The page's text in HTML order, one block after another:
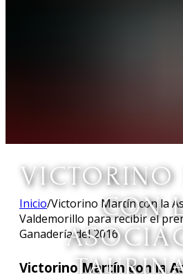
VICTORINO
CON
Inicio/Victorino Martín con la
Valdemorillo para recibir el
Ganadería del 2016.
Victorino Martín con la